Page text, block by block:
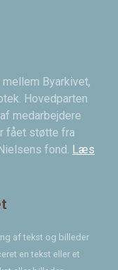
Byarkivet,
Hovedparten
medarbejdere
fået støtte fra
fond. Læs
af tekst og billeder
en tekst eller et